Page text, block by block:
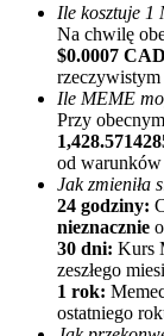
Polecaj
Zaproś
Deposit
Ile kosztuje
Na chwilę
$0.0007
rzeczywistym
Ile MEME
Przy
od
Jak zmieniła
24 godziny:
nieznacznie
30 dni: Kurs
zeszłego
1 rok:
ostatniego